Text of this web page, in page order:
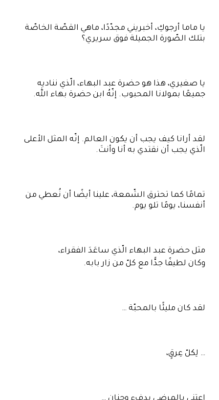
يا ماما أرجوكِ، أخبريني مجدّدًا، ماهي القصّة الخاصّة
بتلك الصّورة الجميلة فوق سريري؟
يا صغيري، هذا هو حضرة عبد البهاء، الّذي نناديه
جميعًا بمولانا المحبوب. إنّهُ ابن حضرة بهاء الله.
لقد أرانا كيف يجب أن يكون العالم. إنّه المثل الأعلى
الّذي يجب أن نقتدي به أنا وأنتَ.
تمامًا كما تحترق الشّمعة، علينا أيضًا أن نُعطي من
أنفسنا، يومًا تلو يوم.
مثل حضرة عبد البهاء الّذي ساعَدَ الفقراء،
وكان لطيفًا جدًّا مع كلّ من زار بابه.
لقد كان مليئًا بالمحبّة …
… لِكلّ عِرقٍ،